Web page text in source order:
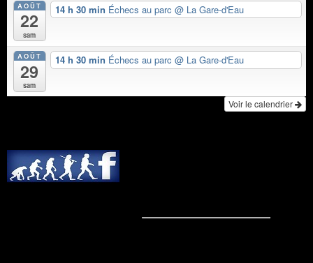
AOÛT
22
sam
14 h 30 min Échecs au parc @ La Gare-d'Eau
AOÛT
29
sam
14 h 30 min Échecs au parc @ La Gare-d'Eau
Voir le calendrier